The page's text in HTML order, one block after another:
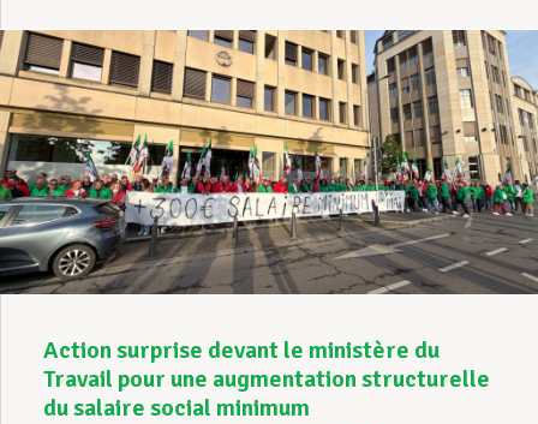
Action surprise devant le ministère du
Travail pour une augmentation structurelle
du salaire social minimum